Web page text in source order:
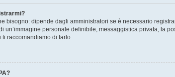
bisogno: dipende dagli amministratori se è necessario
un’immagine personale definibile, messaggistica privata, la
ti raccomandiamo di farlo.